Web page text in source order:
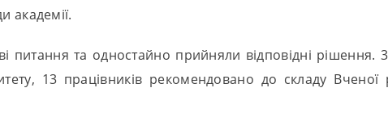
академії.
питання та одностайно прийняли відповідні рішення.
13 працівників рекомендовано до складу Вченої